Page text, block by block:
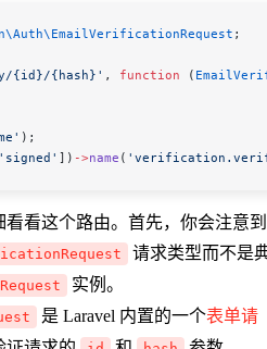
EmailVerificationRequest ;
{id}/{hash}' , function (
);
'signed' ]) ->name (
看这个路由。首先，你会注意
请求类型而不是
实例。
是 Laravel 内置的一个表单请